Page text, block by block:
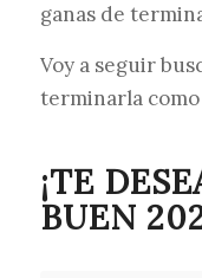
ganas de
Voy a seguir
terminarla como
¡TE
BUEN